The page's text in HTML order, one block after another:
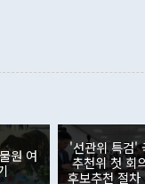
과연 한반도의 평화
핑에서 정 장관이 언
토크에서 열리는 '동
을) 검토하고 있다"고
이라며 "아직 거기까
개한 대북 구상과 설
용료수지는 전월 흑
지는 배당소득을 중심
다 전월 분기배당에
만달러)을 넘어선
만달러, 외국인의
에서는 외국인의 국
차익실현 매도 등의
원 여
'선관위 특검'
추천위 첫
후보추천 절차